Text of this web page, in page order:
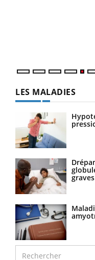
LES MALADIES
graves